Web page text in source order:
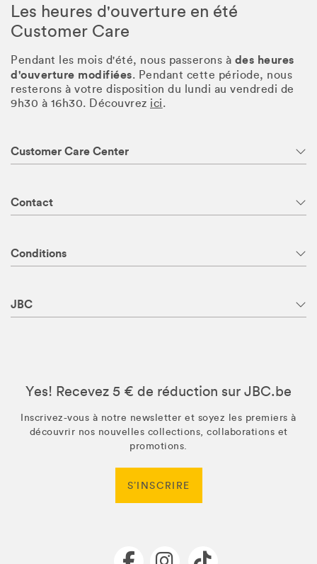
Les heures d'ouverture en été
Customer Care
Pendant les mois d'été, nous passerons à des heures
d'ouverture modifiées. Pendant cette période, nous
resterons à votre disposition du lundi au vendredi de
9h30 à 16h30. Découvrez ici.
Customer Care Center
Contact
Conditions
JBC
Yes! Recevez 5 € de réduction sur JBC.be
Inscrivez-vous à notre newsletter et soyez les premiers à
découvrir nos nouvelles collections, collaborations et
promotions.
S’INSCRIRE